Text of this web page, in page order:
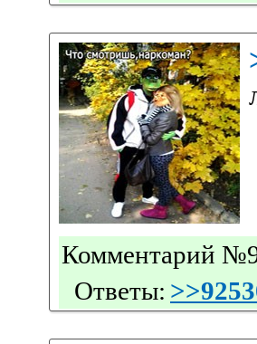
Комментарий
Ответы: